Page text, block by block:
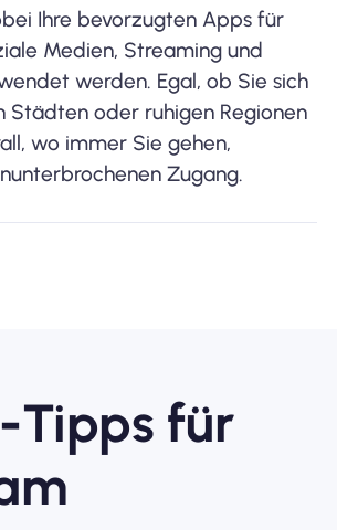
Ihre bevorzugten Apps für
Medien, Streaming und
werden. Egal, ob Sie sich
Städten oder ruhigen Regionen
wo immer Sie gehen,
Zugang.
Tipps für